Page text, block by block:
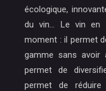
écologique,
du vin… Le vin en
moment : il permet
gamme sans avoir
permet de
permet de